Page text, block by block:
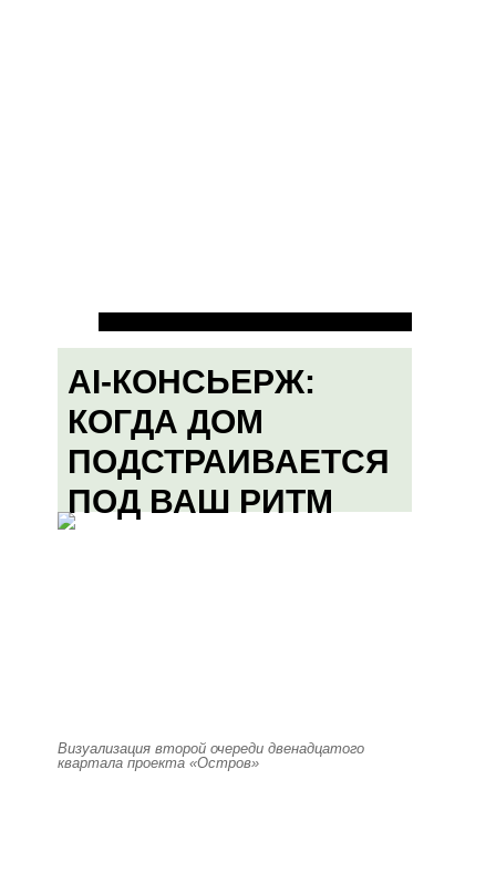
AI-КОНСЬЕРЖ:
КОГДА ДОМ
ПОДСТРАИВАЕТСЯ
ПОД ВАШ РИТМ
Визуализация второй очереди двенадцатого
квартала проекта «Остров»